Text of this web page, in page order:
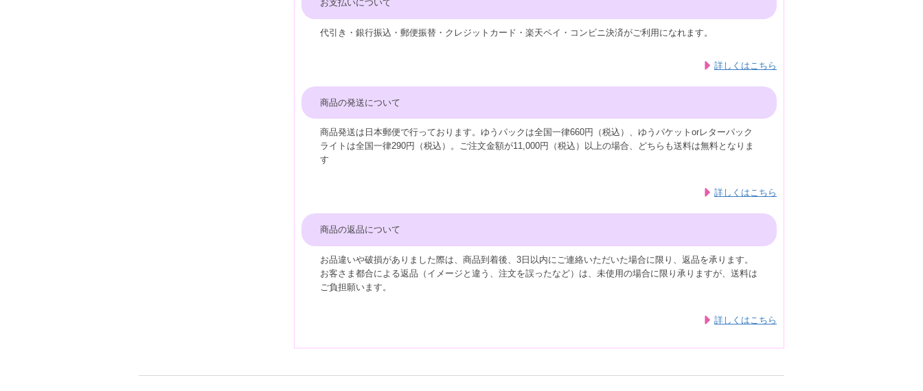
お支払いについて
代引き・銀行振込・郵便振替・クレジットカード・楽天ペイ・コンビニ決済がご利用になれます。
詳しくはこちら
商品の発送について
商品発送は日本郵便で行っております。ゆうパックは全国一律660円（税込）、ゆうパケットorレターパック
ライトは全国一律290円（税込）。ご注文金額が11,000円（税込）以上の場合、どちらも送料は無料となりま
す
詳しくはこちら
商品の返品について
お品違いや破損がありました際は、商品到着後、3日以内にご連絡いただいた場合に限り、返品を承ります。
お客さま都合による返品（イメージと違う、注文を誤ったなど）は、未使用の場合に限り承りますが、送料は
ご負担願います。
詳しくはこちら